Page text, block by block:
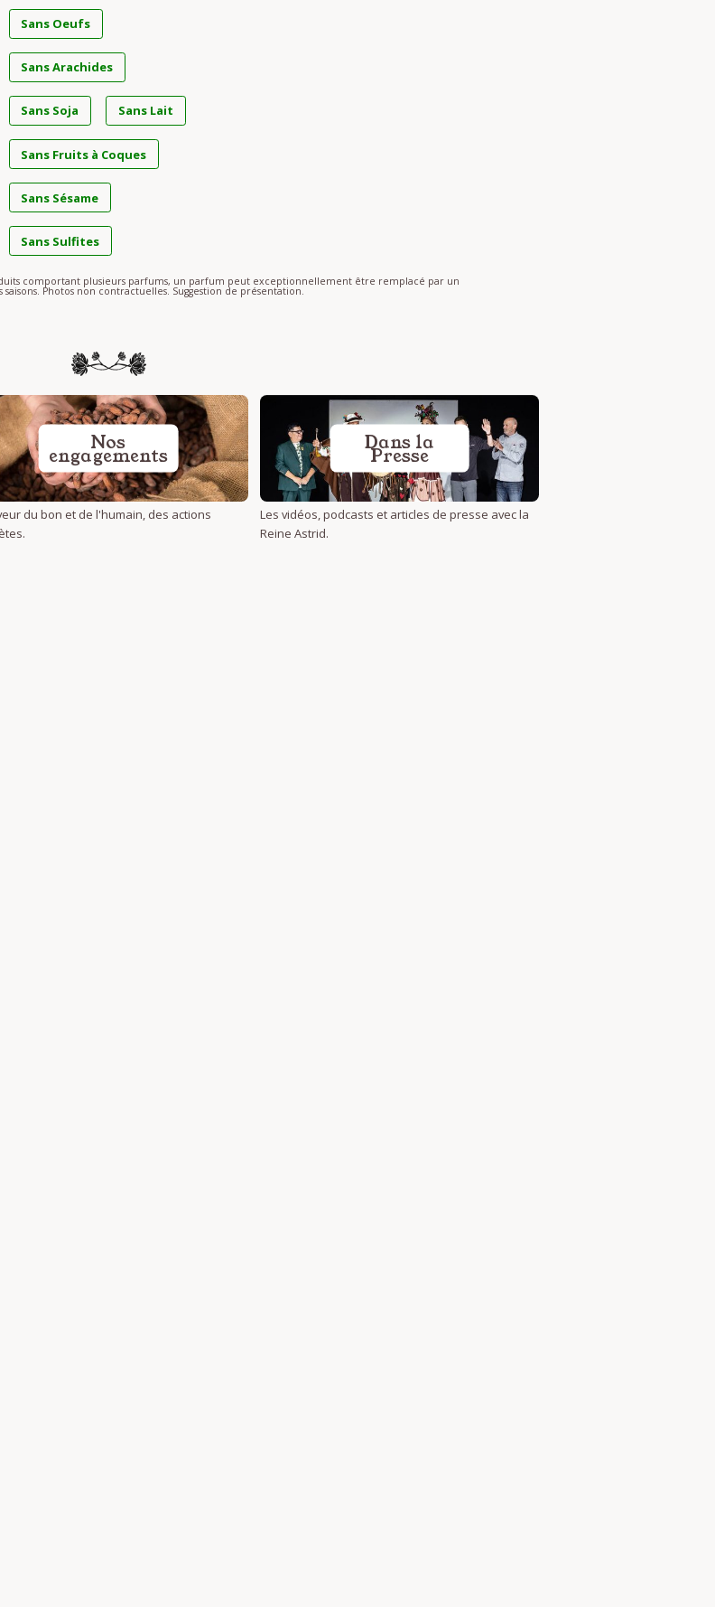
Sans Oeufs
Sans Arachides
Sans Soja Sans Lait
Sans Fruits à Coques
Sans Sésame
Sans Sulfites
comportant plusieurs parfums, un parfum peut exceptionnellement être remplacé par un
Photos non contractuelles. Suggestion de présentation.
Nos
engagements
du bon et de l'humain, des actions
Dans la
Presse
Les vidéos, podcasts et articles de presse avec la
Reine Astrid.